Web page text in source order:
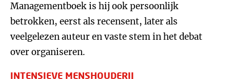
Managementboek is hij ook persoonlijk
betrokken, eerst als recensent, later als
veelgelezen auteur en vaste stem in het debat
over organiseren.
INTENSIEVE MENSHOUDERIJ